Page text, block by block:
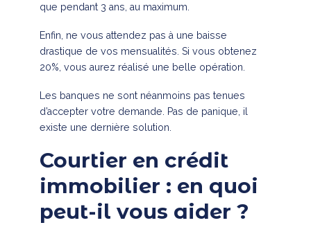
que pendant 3 ans, au maximum.
Enfin, ne vous attendez pas à une baisse
drastique de vos mensualités. Si vous obtenez
20%, vous aurez réalisé une belle opération.
Les banques ne sont néanmoins pas tenues
d’accepter votre demande. Pas de panique, il
existe une dernière solution.
Courtier en crédit
immobilier : en quoi
peut-il vous aider ?